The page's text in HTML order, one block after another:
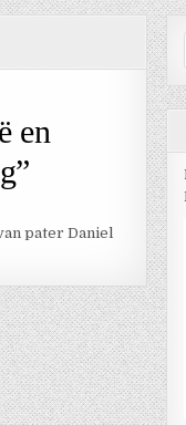
en
pater Daniel